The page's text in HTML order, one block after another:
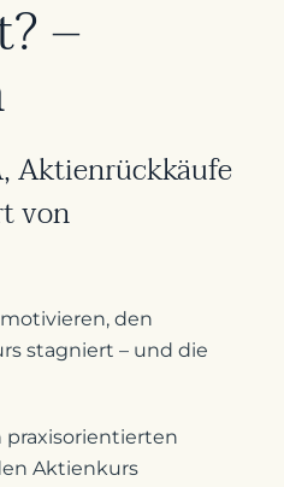
–
Aktienrückkäufe
von
den
stagniert – und die
Aktienkurs